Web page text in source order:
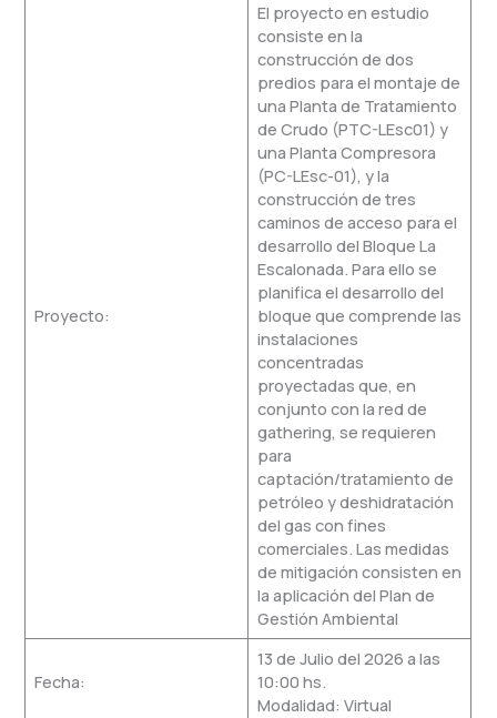
Proyecto:
El proyecto en estudio
consiste en la
construcción de dos
predios para el montaje de
una Planta de Tratamiento
de Crudo (PTC-LEsc01) y
una Planta Compresora
(PC-LEsc-01), y la
construcción de tres
caminos de acceso para el
desarrollo del Bloque La
Escalonada. Para ello se
planifica el desarrollo del
bloque que comprende las
instalaciones
concentradas
proyectadas que, en
conjunto con la red de
gathering, se requieren
para
captación/tratamiento de
petróleo y deshidratación
del gas con fines
comerciales. Las medidas
de mitigación consisten en
la aplicación del Plan de
Gestión Ambiental
Fecha:
13 de Julio del 2026 a las
10:00 hs.
Modalidad: Virtual